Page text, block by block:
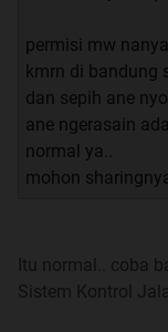
plus fitur
Electric Sunroof
Cruise Control
Hill Descent Control
7" MyLink 2.0
Android Auto &
Meter Cluster
2-way adjustable
permisi mw
kmrn di bandung
dan sepih ane
ane ngerasain
normal ya..
mohon
Itu normal.. coba
Sistem Kontrol